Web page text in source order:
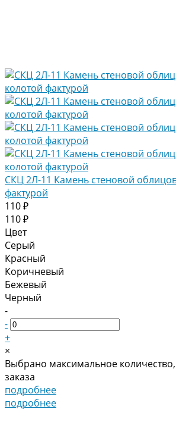
СКЦ 2Л-11 Камень стеновой
фактурой
110 ₽
110 ₽
Цвет
Серый
Красный
Коричневый
Бежевый
Черный
-
-
+
×
Выбрано максимальное
заказа
подробнее
подробнее